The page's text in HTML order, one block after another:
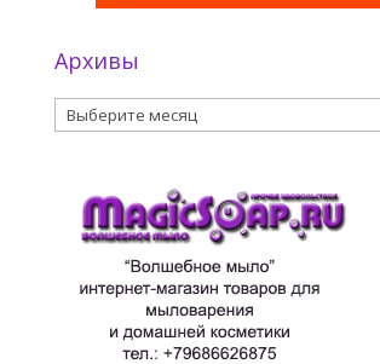
Архивы
Архивы